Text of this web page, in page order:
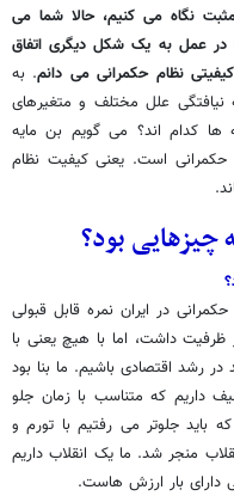
نگاه می کنیم، حالا شما می
در عمل به یک شکل دیگری اتفاق
نظام حکمرانی می دانم. به
نیافتگی علل مختلف و متغیرهای
ها کدام اند؟ می گویم بن مایه
حکمرانی است. یعنی کیفیت نظام
حکمرانی در ایران نمره قابل قبولی
داشت، اما با هیچ یعنی با
رشد اقتصادی باشیم. ما بنا بود
داریم که متناسب با زمان جلو
که باید جلوتر می رفتیم با تورم و
منجر شد. ما یک انقلاب داریم
دارای بار ارزش هاست.